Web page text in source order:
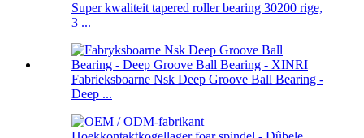
Super kwaliteit tapered roller bearing 30200 rige,
3 ...
Fabrieksboarne Nsk Deep Groove Ball Bearing -
Deep ...